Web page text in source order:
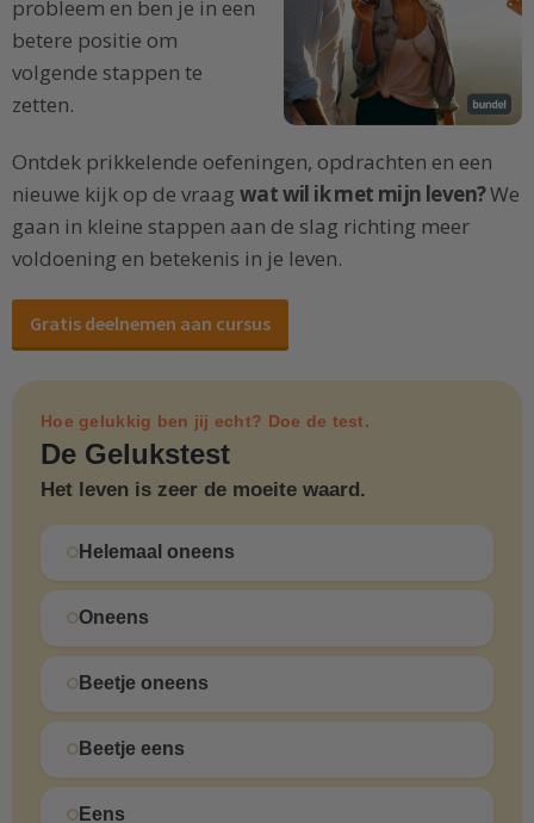
probleem en ben je in een
betere positie om
volgende stappen te
zetten.
Ontdek prikkelende oefeningen, opdrachten en een
nieuwe kijk op de vraag wat wil ik met mijn leven?We
gaan in kleine stappen aan de slag richting meer
voldoening en betekenis in je leven.
Gratis deelnemen aan cursus
Hoe gelukkig ben jij echt? Doe de test.
De Gelukstest
Het leven is zeer de moeite waard.
Helemaal oneens
Oneens
Beetje oneens
Beetje eens
Eens